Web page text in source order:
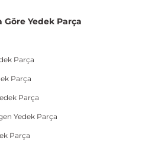
Göre Yedek Parça
Parça
Parça
Parça
Yedek Parça
Parça